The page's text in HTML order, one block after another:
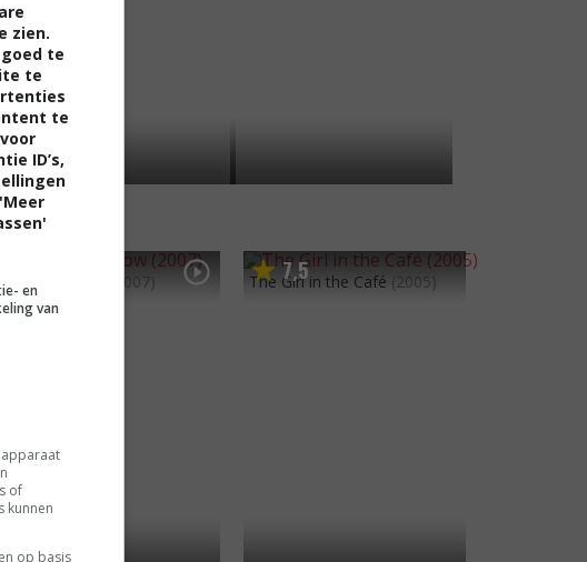
of Rambow (2007) 7,5
The Girl in the Café (2005)
zien.
te
te
te
ID’s,
en
van
of
kunnen
op basis